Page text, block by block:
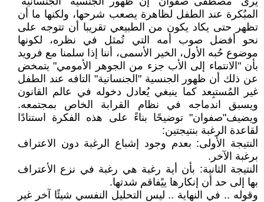
المبُكرة عند الطفل لظاهرة يصعب شرحها، ولكنها ما أن
تظهر حتى يكاد يكون من الطبيعي تقريبا أن تتوجه على
نحو أفضل صوب أمه التي تُمثل في نظره، لكونها
موضوع حُبه الأول، الخير الأسمى، أننا إذا سلمنا مع فرويد
بأن "الانتماء إلى الأب جزء من الجوهر الأمومي" يتمخض
عن ذلك أن ظهور الجنسية "الجنسانية" التافه عند الطفل
غير المُستبِعد كما ينبغي يُعادل دخوله في عالم القانون
ويسبق اندماجه في نظام القرابة الخاص بمجتمعه.
ويضيف"صفوان" توضيحًا بناءً على هذه الفكرة استنادًا
لقاعدة الرغبة بنتيجتين:
النتيجة الأولى: بعدم وجود إشباع الرغبة دون الاعتراف
برغبة الآخر.
النتيجة الثانية: بأن أية رغبة هي رغبة في نزع الأعتراف
بها إلى حد أن إنكارها ييًفاقم شدتها.
وقوله .. في النهاية .. ليس التحليل النفسي شيئًا آخر غير